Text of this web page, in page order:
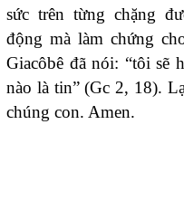
sức trên từng chặng
động mà làm chứng
Giacôbê đã nói: “tôi sẽ
nào là tin” (Gc 2, 18).
chúng con. Amen.